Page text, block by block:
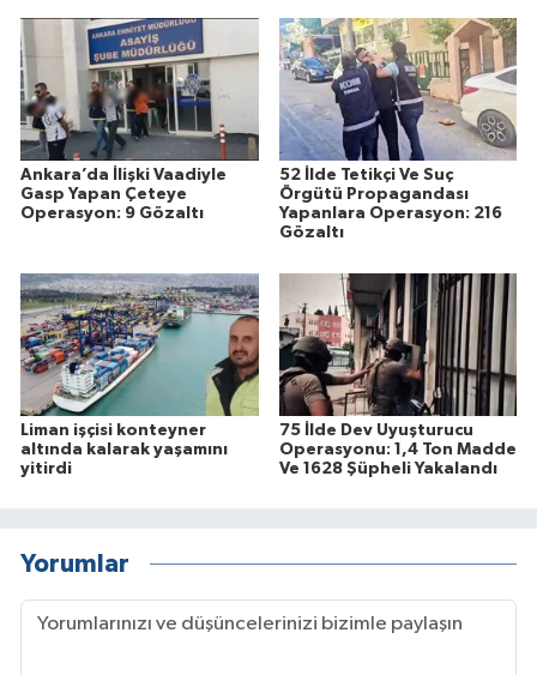
Ankara’da İlişki Vaadiyle
Gasp Yapan Çeteye
Operasyon: 9 Gözaltı
52 İlde Tetikçi Ve Suç
Örgütü Propagandası
Yapanlara Operasyon: 216
Gözaltı
Liman işçisi konteyner
altında kalarak yaşamını
yitirdi
75 İlde Dev Uyuşturucu
Operasyonu: 1,4 Ton Madde
Ve 1628 Şüpheli Yakalandı
Yorumlar